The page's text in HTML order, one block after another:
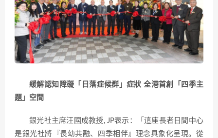
緩解認知障礙「日落症候群」症狀 全港首創「四季主
題」空間
銀光社主席汪國成教授, JP表示：「這座長者日間中心
是銀光社將『長幼共融、四季相伴』理念具象化呈現。從